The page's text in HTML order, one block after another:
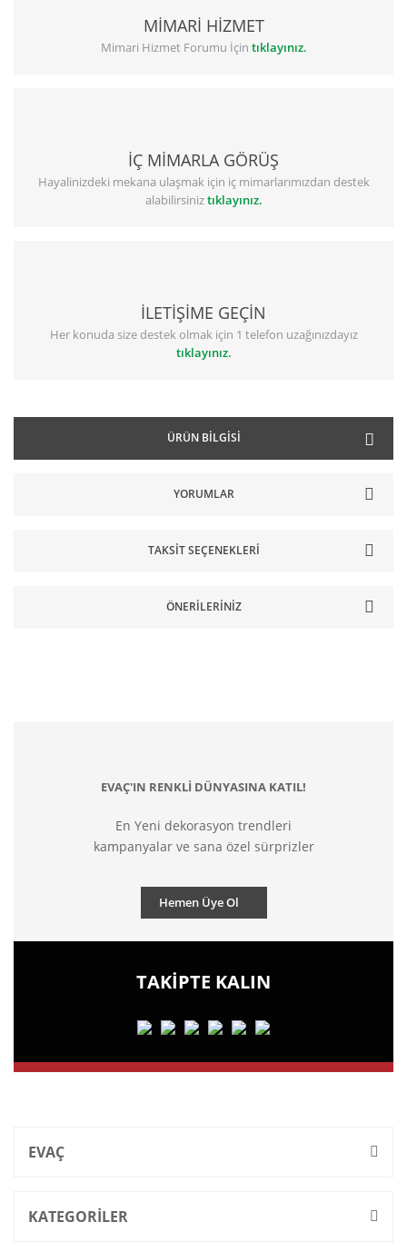
MİMARİ HİZMET
Mimari Hizmet Forumu İçin tıklayınız.
İÇ MİMARLA GÖRÜŞ
Hayalinizdeki mekana ulaşmak için iç mimarlarımızdan destek
alabilirsiniztıklayınız.
İLETİŞİME GEÇİN
Her konuda size destek olmak için 1 telefon uzağınızdayız
tıklayınız.
ÜRÜN BILGISI
YORUMLAR
TAKSIT SEÇENEKLERI
ÖNERILERINIZ
EVAÇ'IN RENKLİ DÜNYASINA KATIL!
En Yeni dekorasyon trendleri
kampanyalar ve sana özel sürprizler
Hemen Üye Ol
TAKİPTE KALIN
EVAÇ
KATEGORİLER